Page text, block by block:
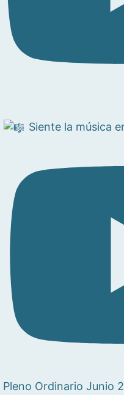
Siente la música
Pleno Ordinario Junio